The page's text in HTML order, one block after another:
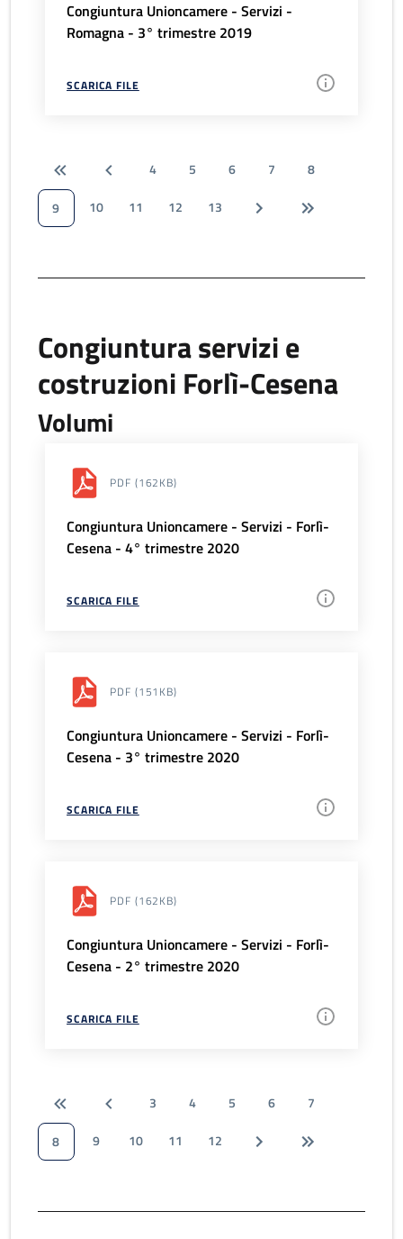
Congiuntura Unioncamere - Servizi -
Romagna - 3° trimestre 2019
SCARICA FILE
4 5 6 7
8
9
10 11 12 13
Congiuntura servizi e
costruzioni Forlì-Cesena
Volumi
PDF (162KB)
Congiuntura Unioncamere - Servizi - Forlì-
Cesena - 4° trimestre 2020
SCARICA FILE
PDF (151KB)
Congiuntura Unioncamere - Servizi - Forlì-
Cesena - 3° trimestre 2020
SCARICA FILE
PDF (162KB)
Congiuntura Unioncamere - Servizi - Forlì-
Cesena - 2° trimestre 2020
SCARICA FILE
3 4 5 6
7
8
9 10 11 12